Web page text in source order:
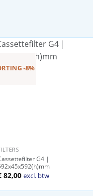
-8%
G4 |
prijs
82,00Huidige
is:
excl. btw